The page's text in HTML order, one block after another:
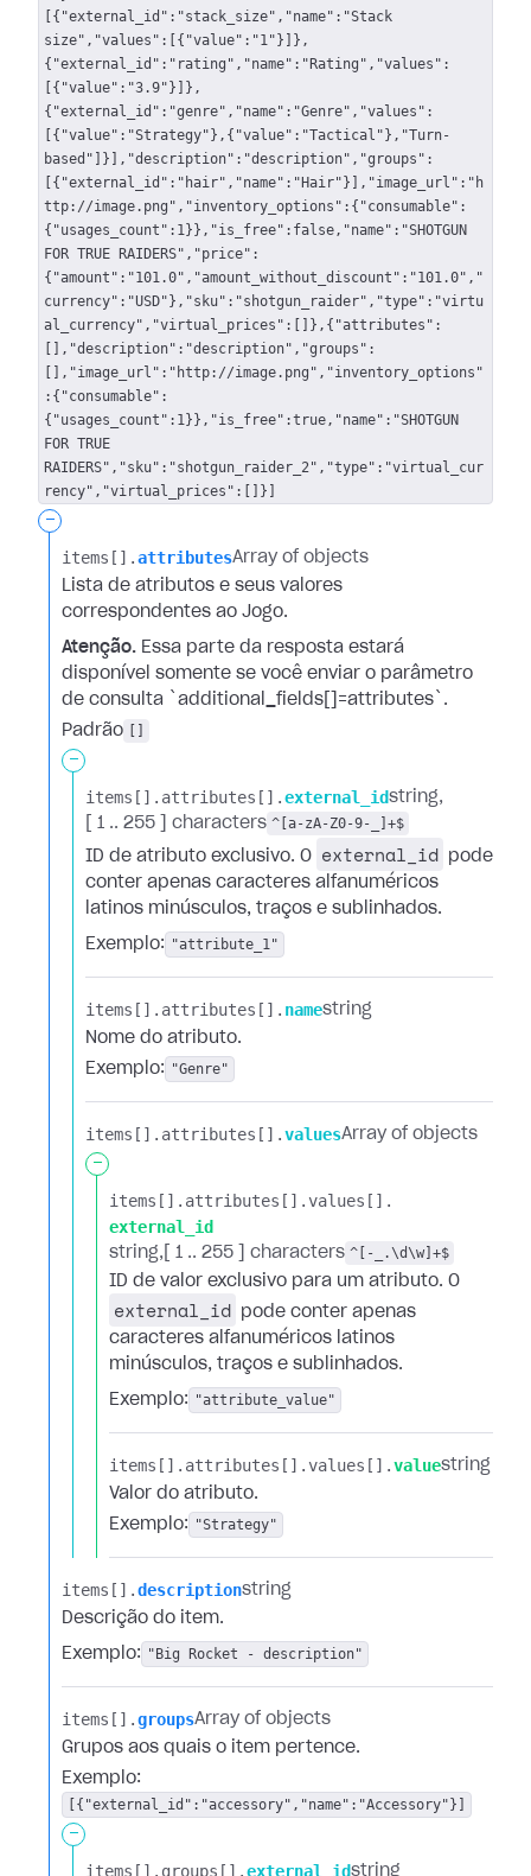
[{"external_id":"stack_size","name":"Stack
size","values":[{"value":"1"}]},
{"external_id":"rating","name":"Rating","values":
[{"value":"3.9"}]},
{"external_id":"genre","name":"Genre","values":
[{"value":"Strategy"},{"value":"Tactical"},"Turn-
based"]}],"description":"description","groups":
[{"external_id":"hair","name":"Hair"}],"image_url":"h
ttp://image.png","inventory_options":{"consumable":
{"usages_count":1}},"is_free":false,"name":"SHOTGUN
FOR TRUE RAIDERS","price":
{"amount":"101.0","amount_without_discount":"101.0","
currency":"USD"},"sku":"shotgun_raider","type":"virtu
al_currency","virtual_prices":[]},{"attributes":
[],"description":"description","groups":
[],"image_url":"http://image.png","inventory_options"
:{"consumable":
{"usages_count":1}},"is_free":true,"name":"SHOTGUN
FOR TRUE
RAIDERS","sku":"shotgun_raider_2","type":"virtual_cur
rency","virtual_prices":[]}]
-
items[].​attributesArray of objects
Lista de atributos e seus valores
correspondentes ao Jogo.
Atenção. Essa parte da resposta estará
disponível somente se você enviar o parâmetro
de consulta `additional_fields[]=attributes`.
Padrão
-
items[].​ attributes[].​external_idstring
[ 1 .. 255 ] characters ^[a-zA-Z0-9-_]+$
ID de atributo exclusivo. O
external_id
pode
conter apenas caracteres alfanuméricos
latinos minúsculos, traços e sublinhados.
Exemplo: "attribute_1"
items[].​ attributes[].​ namestring
Nome do atributo.
Exemplo: "Genre"
items[].​ attributes[].​valuesArray of objects
-
items[].​ attributes[].​values[].​
external_id
string [ 1 .. 255 ] characters ^[-_.\d\w]+$
ID de valor exclusivo para um atributo. O
external_id
pode conter apenas
caracteres alfanuméricos latinos
minúsculos, traços e sublinhados.
Exemplo: "attribute_value"
items[].​ attributes[].​values[].​valuestring
Valor do atributo.
Exemplo: "Strategy"
items[].​descriptionstring
Descrição do item.
Exemplo: "Big Rocket - description"
items[].​groupsArray of objects
Grupos aos quais o item pertence.
Exemplo:
[{"external_id":"accessory","name":"Accessory"}]
-
items[].​ groups[].​external_idstring